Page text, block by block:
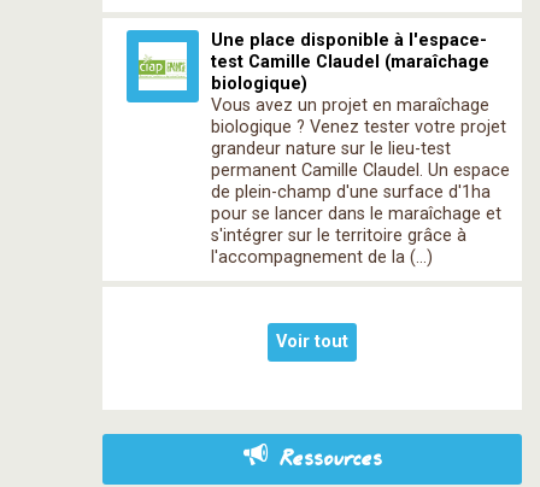
Une place disponible à l'espace-
test Camille Claudel (maraîchage
biologique)
Vous avez un projet en maraîchage
biologique ? Venez tester votre projet
grandeur nature sur le lieu-test
permanent Camille Claudel. Un espace
de plein-champ d'une surface d'1ha
pour se lancer dans le maraîchage et
s'intégrer sur le territoire grâce à
l'accompagnement de la (…)
Voir tout
Ressources